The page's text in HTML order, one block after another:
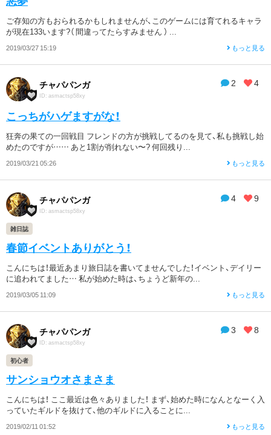
ご存知の方もおられるかもしれませんが、このゲームには育てれるキャラ
が現在133います?（ 間違ってたらすみません ） ...
2019/03/27 15:19 もっと見る
2 4
チャパパンガ
ID: asmactsp58xy
こっちがハゲますがな！
狂奔の果ての一回戦目 フレンドの方が挑戦してるのを見て、私も挑戦し始
めたのですが…… あと1割が削れない〜? 何回残り...
2019/03/21 05:26 もっと見る
4 9
チャパパンガ
ID: asmactsp58xy
雑日誌
春節イベントありがとう！
こんにちは！最近あまり旅日誌を書いてませんでした！イベント、デイリー
に追われてました… 私が始めた時は、ちょうど新年の...
2019/03/05 11:09 もっと見る
3 8
チャパパンガ
ID: asmactsp58xy
初心者
サンショウオさまさま
こんにちは！ ここ最近は色々ありました！ まず、始めた時になんとなーく入
っていたギルドを抜けて、他のギルドに入ることに...
2019/02/11 01:52 もっと見る